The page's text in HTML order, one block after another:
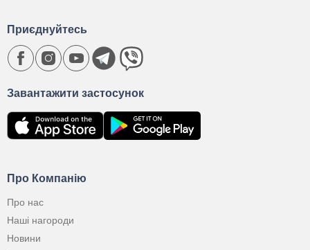
Про Компанію
Про нас
Наші нагороди
Новини
Завантажити застосунок
Приєднуйтесь